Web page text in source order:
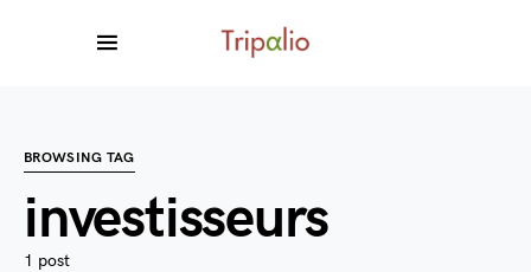
BROWSING TAG
investisseurs
1 post